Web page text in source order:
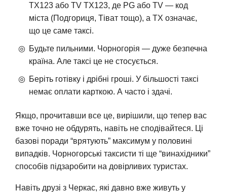
TX123 або TV TX123, де PG або TV — код
міста (Подгориця, Тіват тощо), а TX означає,
що це саме таксі.
Будьте пильними. Чорногорія — дуже безпечна
країна. Але таксі це не стосується.
Беріть готівку і дрібні гроші. У більшості таксі
немає оплати карткою. А часто і здачі.
Якщо, прочитавши все це, вирішили, що тепер вас
вже точно не обдурять, навіть не сподівайтеся. Ці
базові поради “врятують” максимум у половині
випадків. Чорногорські таксисти ті ще “винахідники”
способів підзаробити на довірливих туристах.
Навіть друзі з Черкас, які давно вже живуть у